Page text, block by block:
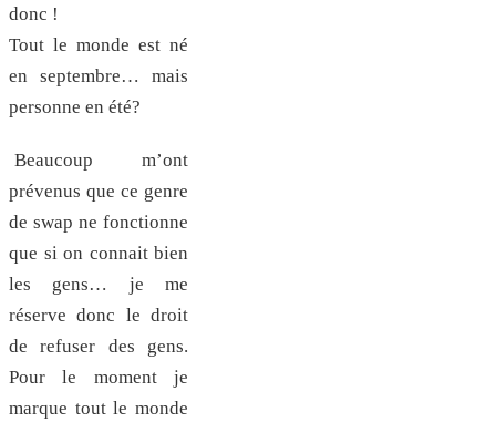
donc !
Tout le monde est né
en septembre… mais
personne en été?
Beaucoup m’ont
prévenus que ce genre
de swap ne fonctionne
que si on connait bien
les gens… je me
réserve donc le droit
de refuser des gens.
Pour le moment je
marque tout le monde